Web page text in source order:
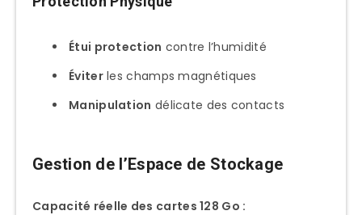
Étui protection contre l’humidité
Éviterles champs magnétiques
Manipulation délicate des contacts
Gestion de l’Espace de Stockage
Capacité réelle des cartes 128 Go :